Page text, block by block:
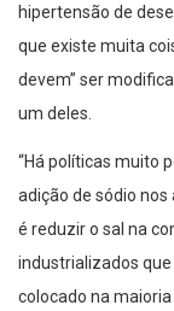
hipertensão de
que existe muita
devem” ser
um deles.
“Há políticas muito
adição de sódio
é reduzir o sal na
industrializados
colocado na